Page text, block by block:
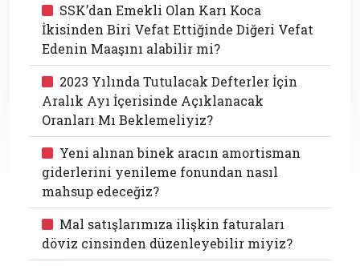
SSK’dan Emekli Olan Karı Koca
İkisinden Biri Vefat Ettiğinde Diğeri Vefat
Edenin Maaşını alabilir mi?
2023 Yılında Tutulacak Defterler İçin
Aralık Ayı İçerisinde Açıklanacak
Oranları Mı Beklemeliyiz?
Yeni alınan binek aracın amortisman
giderlerini yenileme fonundan nasıl
mahsup edeceğiz?
Mal satışlarımıza ilişkin faturaları
döviz cinsinden düzenleyebilir miyiz?